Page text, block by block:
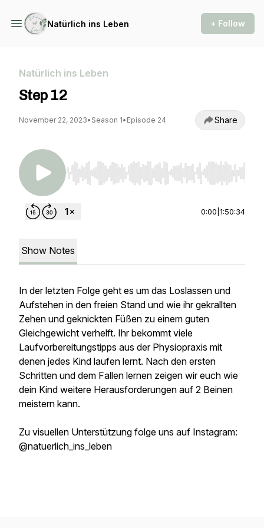
Natürlich ins Leben + Follow
Natürlich ins Leben
Step 12
November 22, 2023• Season 1• Episode 24 Share
Use Left/Right to seek, Home/End to jump to
0:00 1:50:34
Show Notes
In der letzten Folge geht es um das Loslassen und
Aufstehen in den freien Stand und wie ihr gekrallten
Zehen und geknickten Füßen zu einem guten
Gleichgewicht verhelft. Ihr bekommt viele
Laufvorbereitungstipps aus der Physiopraxis mit
denen jedes Kind laufen lernt. Nach den ersten
Schritten und dem Fallen lernen zeigen wir euch wie
dein Kind weitere Herausforderungen auf 2 Beinen
meistern kann.
Zu visuellen Unterstützung folge uns auf Instagram:
@natuerlich_ins_leben